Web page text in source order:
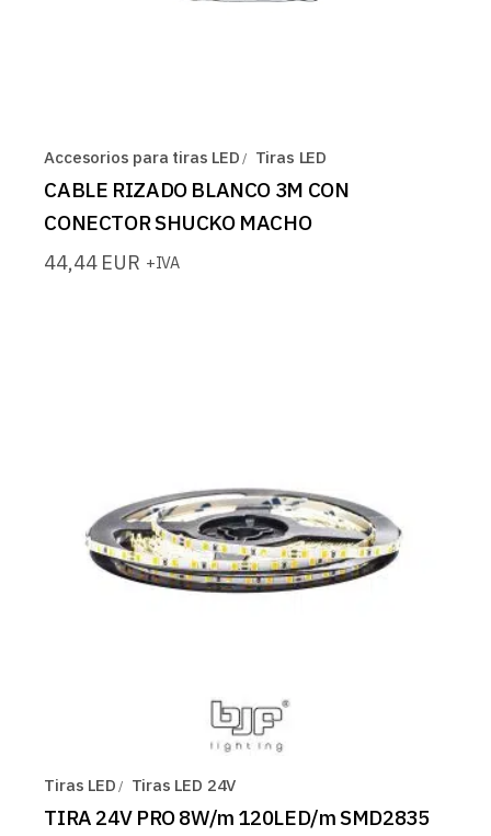
Accesorios para tiras LED Tiras LED
CABLE RIZADO BLANCO 3M CON
CONECTOR SHUCKO MACHO
44,44 EUR +IVA
Tiras LED Tiras LED 24V
TIRA 24V PRO 8W/m 120LED/m SMD2835